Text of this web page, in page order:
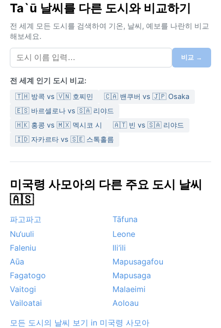
Ta`ū 날씨를 다른 도시와 비교하기
전 세계 모든 도시를 검색하여 기온, 날씨, 예보를 나란히 비교
해보세요.
비교 →
전 세계 인기 도시 비교:
🇹🇭 방콕 vs 🇻🇳 호찌민
🇨🇦 밴쿠버 vs 🇯🇵 Osaka
🇪🇸 바르셀로나 vs 🇸🇦 리야드
🇭🇰 홍콩 vs 🇲🇽 멕시코 시
🇦🇹 빈 vs 🇸🇦 리야드
🇮🇩 자카르타 vs 🇸🇪 스톡홀름
미국령 사모아의 다른 주요 도시 날씨
🇦🇸
파고파고
Tāfuna
Nu‘uuli
Leone
Faleniu
Ili‘ili
Aūa
Mapusagafou
Fagatogo
Mapusaga
Vaitogi
Malaeimi
Vailoatai
Aoloau
모든 도시의 날씨 보기 in 미국령 사모아